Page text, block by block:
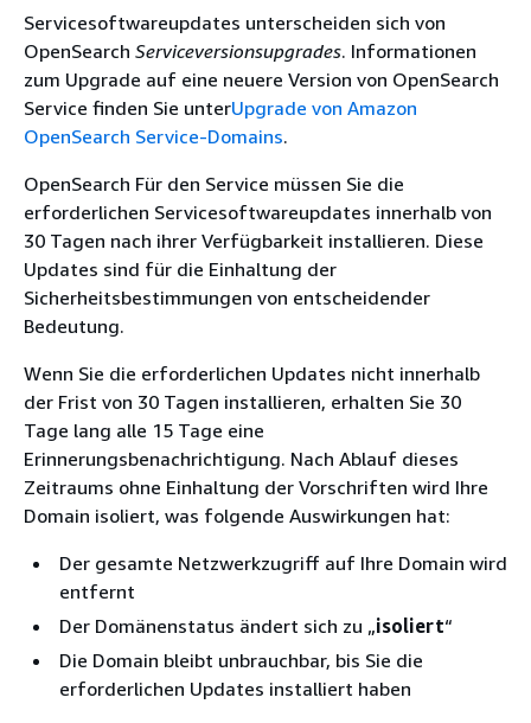
Servicesoftwareupdates unterscheiden sich von
OpenSearch Serviceversionsupgrades. Informationen
zum Upgrade auf eine neuere Version von OpenSearch
Service finden Sie unterUpgrade von Amazon
OpenSearch Service-Domains.
OpenSearch Für den Service müssen Sie die
erforderlichen Servicesoftwareupdates innerhalb von
30 Tagen nach ihrer Verfügbarkeit installieren. Diese
Updates sind für die Einhaltung der
Sicherheitsbestimmungen von entscheidender
Bedeutung.
Wenn Sie die erforderlichen Updates nicht innerhalb
der Frist von 30 Tagen installieren, erhalten Sie 30
Tage lang alle 15 Tage eine
Erinnerungsbenachrichtigung. Nach Ablauf dieses
Zeitraums ohne Einhaltung der Vorschriften wird Ihre
Domain isoliert, was folgende Auswirkungen hat:
Der gesamte Netzwerkzugriff auf Ihre Domain wird
entfernt
Der Domänenstatus ändert sich zu „isoliert“
Die Domain bleibt unbrauchbar, bis Sie die
erforderlichen Updates installiert haben